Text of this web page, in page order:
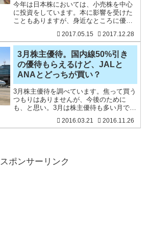
今年は日本株においては、小売株を中心
に投資をしています。本に影響を受けた
こともありますが、身近なところに優良
に投資をすることで、お金を増やしてい
く。今回は愛知県名古屋市に本社を置く
ステーキハウス「ブロンコ
2017.05.15 2017.12.28
3月株主優待。国内線50%引き
の優待もらえるけど、JALと
ANAとどっちが買い？
3月株主優待を調べています。焦って買う
つもりはありませんが、今後のために
も、と思い。3月は株主優待も多い月で
終日なので、この日までに購入して株を
2016.03.21 2016.11.26
スポンサーリンク